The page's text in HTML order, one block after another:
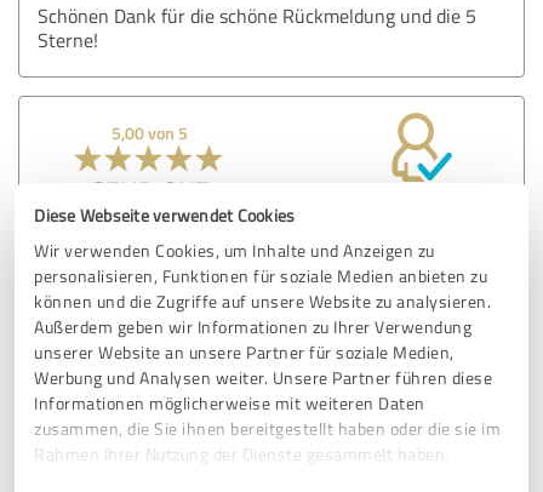
Diese Webseite verwendet Cookies
Wir verwenden Cookies, um Inhalte und Anzeigen zu
personalisieren, Funktionen für soziale Medien anbieten zu
können und die Zugriffe auf unsere Website zu analysieren.
Außerdem geben wir Informationen zu Ihrer Verwendung
unserer Website an unsere Partner für soziale Medien,
Werbung und Analysen weiter. Unsere Partner führen diese
Informationen möglicherweise mit weiteren Daten
zusammen, die Sie ihnen bereitgestellt haben oder die sie im
Rahmen Ihrer Nutzung der Dienste gesammelt haben.
Schönen Dank für die schöne Rückmeldung und die 5
Sterne!
5,00 von 5
SEHR GUT
Herr Helberg berät kompetent und beantwortet die
Gesundheitsfragen der Versicherer ausführlich, damit es im
Schadensfall keine Probleme gibt.
Erfahrungsbericht & Bewertung zu:
Matthias Helberg Versicherungsmakler e.K.